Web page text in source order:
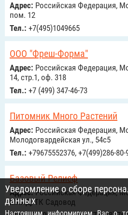
Адрес: Российcкая Федерация,
пом. 12
Тел.: +7(495)1049665
ООО "Фреш-Форма"
Адрес: Российcкая Федерация,
14, стр.1, оф. 318
Тел.: +7 (499) 347-46-73
Питомник Много Растений
Адрес: Российcкая Федерация,
Молодогвардейская ул., 54с5
Тел.: +79675552376, +7(499)286-80-
Базовый Релиеф
Адрес:Российcкая Федерация,
МКАД, ТК Садовод
Уведомление о сборе
данных